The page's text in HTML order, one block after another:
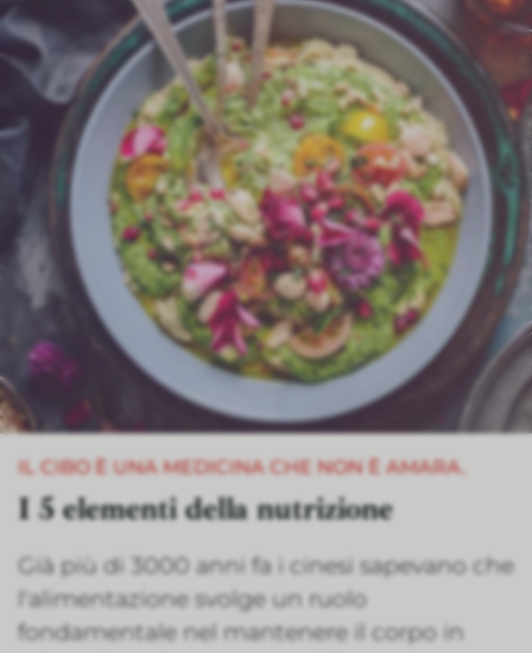
IL CIBO È UNA MEDICINA CHE NON È AMARA.
I 5 elementi della nutrizione
Già più di 3000 anni fa i cinesi sapevano che
l'alimentazione svolge un ruolo
fondamentale nel mantenere il corpo in